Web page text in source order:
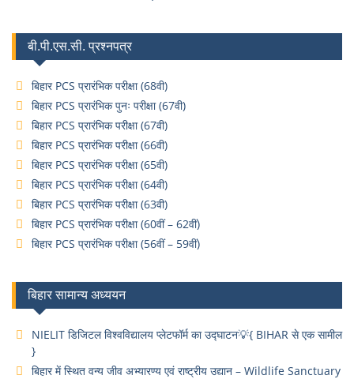
बी.पी.एस.सी. प्रश्नपत्र
बिहार PCS प्रारंभिक परीक्षा (68वी)
बिहार PCS प्रारंभिक पुनः परीक्षा (67वी)
बिहार PCS प्रारंभिक परीक्षा (67वी)
बिहार PCS प्रारंभिक परीक्षा (66वी)
बिहार PCS प्रारंभिक परीक्षा (65वी)
बिहार PCS प्रारंभिक परीक्षा (64वी)
बिहार PCS प्रारंभिक परीक्षा (63वी)
बिहार PCS प्रारंभिक परीक्षा (60वीं – 62वीं)
बिहार PCS प्रारंभिक परीक्षा (56वीं – 59वीं)
बिहार सामान्य अध्ययन
NIELIT डिजिटल विश्वविद्यालय प्लेटफॉर्म का उद्घाटन💡{ BIHAR से एक सामील
}
बिहार में स्थित वन्य जीव अभ्यारण्य एवं राष्ट्रीय उद्यान – Wildlife Sanctuary